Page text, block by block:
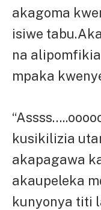
akagoma
isiwe
na
mpaka
kusikilizia
akapagawa
akaupeleka
kunyonya titi